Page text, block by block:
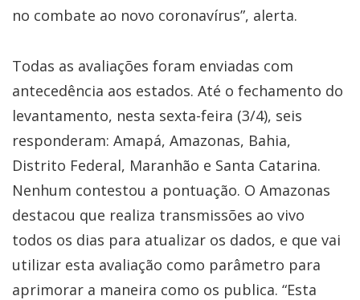
no combate ao novo coronavírus”, alerta.
Todas as avaliações foram enviadas com
antecedência aos estados. Até o fechamento do
levantamento, nesta sexta-feira (3/4), seis
responderam: Amapá, Amazonas, Bahia,
Distrito Federal, Maranhão e Santa Catarina.
Nenhum contestou a pontuação. O Amazonas
destacou que realiza transmissões ao vivo
todos os dias para atualizar os dados, e que vai
utilizar esta avaliação como parâmetro para
aprimorar a maneira como os publica. “Esta